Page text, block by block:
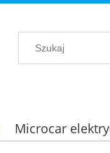
Microcar